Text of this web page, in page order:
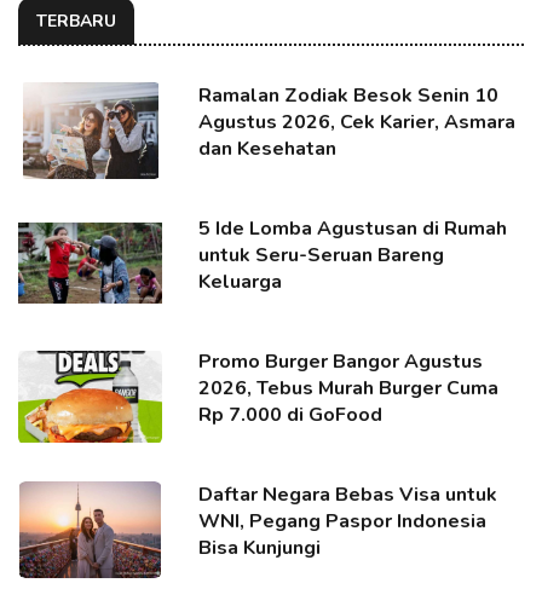
TERBARU
Ramalan Zodiak Besok Senin 10
Agustus 2026, Cek Karier, Asmara
dan Kesehatan
5 Ide Lomba Agustusan di Rumah
untuk Seru-Seruan Bareng
Keluarga
Promo Burger Bangor Agustus
2026, Tebus Murah Burger Cuma
Rp 7.000 di GoFood
Daftar Negara Bebas Visa untuk
WNI, Pegang Paspor Indonesia
Bisa Kunjungi